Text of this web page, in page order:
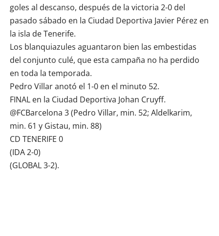
goles al descanso, después de la victoria 2-0 del
pasado sábado en la Ciudad Deportiva Javier Pérez en
la isla de Tenerife.
Los blanquiazules aguantaron bien las embestidas
del conjunto culé, que esta campaña no ha perdido
en toda la temporada.
Pedro Villar anotó el 1-0 en el minuto 52.
FINAL en la Ciudad Deportiva Johan Cruyff.
@FCBarcelona 3 (Pedro Villar, min. 52; Aldelkarim,
min. 61 y Gistau, min. 88)
CD TENERIFE 0
(IDA 2-0)
(GLOBAL 3-2).